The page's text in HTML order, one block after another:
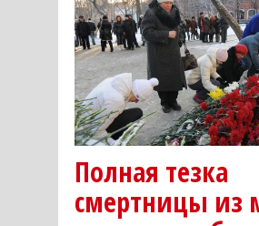
Полная тезка
смертницы из